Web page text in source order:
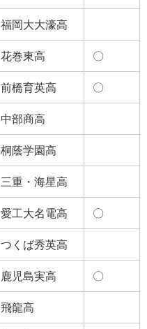
福岡大大濠高
花巻東高 〇
前橋育英高 〇
中部商高
桐蔭学園高
三重・海星高
愛工大名電高 〇
つくば秀英高
鹿児島実高 〇
飛龍高